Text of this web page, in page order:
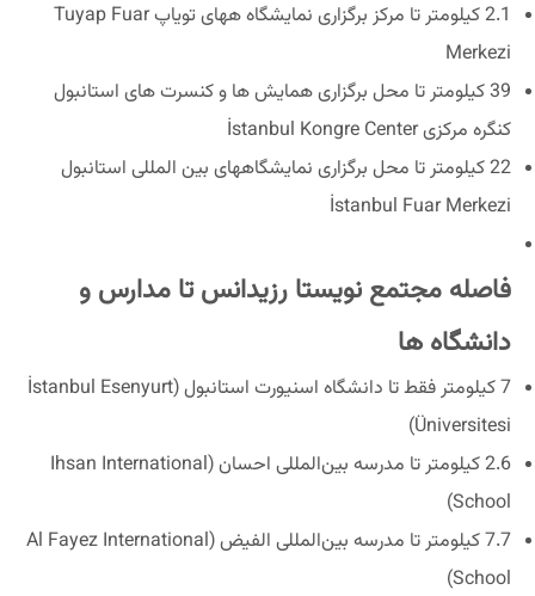
2.1 کیلومتر تا مرکز برگزاری نمایشگاه ههای تویاپ Tuyap Fuar
Merkezi
39 کیلومتر تا محل برگزاری همایش ها و کنسرت های استانبول
کنگره مرکزی İstanbul Kongre Center
22 کیلومتر تا محل برگزاری نمایشگاههای بین المللی استانبول
İstanbul Fuar Merkezi
فاصله مجتمع نویستا رزیدانس تا مدارس و
دانشگاه ها
7 کیلومتر فقط تا دانشگاه اسنیورت استانبول (İstanbul Esenyurt
Üniversitesi)
2.6 کیلومتر تا مدرسه بین‌المللی احسان (Ihsan International
School)
7.7 کیلومتر تا مدرسه بین‌المللی الفیض (Al Fayez International
School)